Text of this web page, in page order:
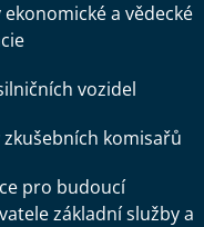
a vědecké
vozidel
zkušebních komisařů
pro budoucí
základní služby a